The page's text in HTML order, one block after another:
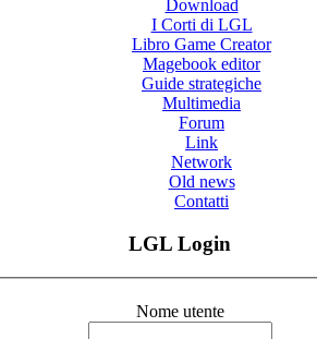
Download
I Corti di LGL
Libro Game Creator
Magebook editor
Guide strategiche
Multimedia
Forum
Link
Network
Old news
Contatti
LGL Login
Nome utente